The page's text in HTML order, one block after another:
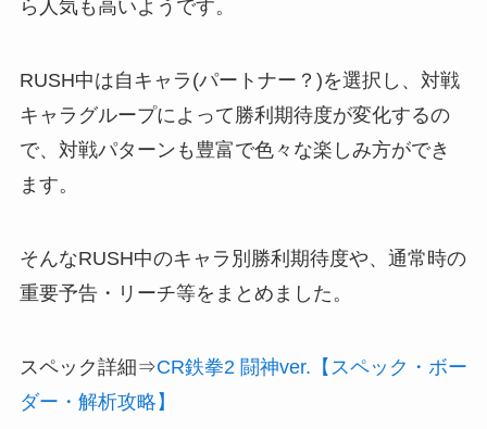
ら人気も高いようです。
RUSH中は自キャラ(パートナー？)を選択し、対戦
キャラグループによって勝利期待度が変化するの
で、対戦パターンも豊富で色々な楽しみ方ができ
ます。
そんなRUSH中のキャラ別勝利期待度や、通常時の
重要予告・リーチ等をまとめました。
スペック詳細⇒CR鉄拳2 闘神ver.【スペック・ボー
ダー・解析攻略】